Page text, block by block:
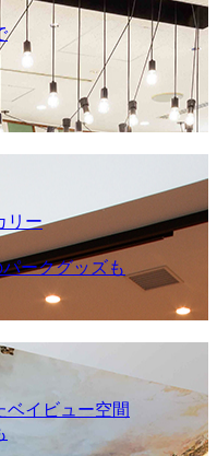
リー
ークグッズも
ベイビュー空間